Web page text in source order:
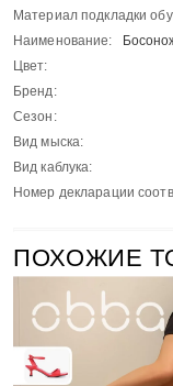
Материал подкладки
Наименование:
Цвет:
Бренд:
Сезон:
Вид мыска:
Вид каблука:
Номер декларации
ПОХОЖИЕ